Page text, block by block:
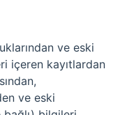
ve eski
içeren kayıtlardan
ve eski